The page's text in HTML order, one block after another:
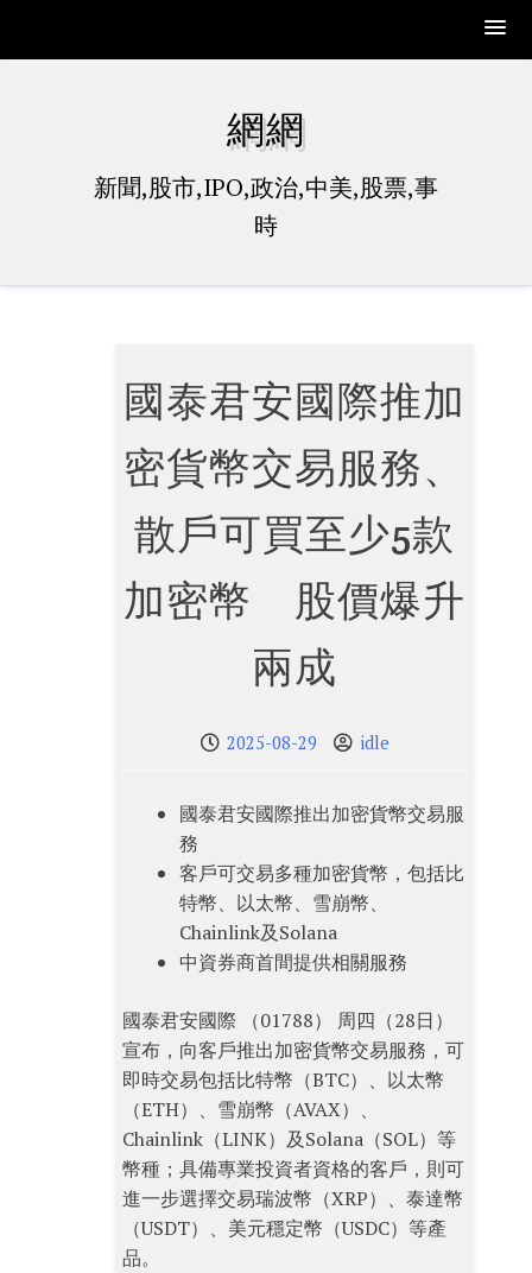
網網
新聞,股市,IPO,政治,中美,股票,事
時
國泰君安國際推加
密貨幣交易服務、
散戶可買至少5款
加密幣 股價爆升
兩成
2025-08-29 idle
國泰君安國際推出加密貨幣交易服
務
客戶可交易多種加密貨幣，包括比
特幣、以太幣、雪崩幣、
Chainlink及Solana
中資券商首間提供相關服務
國泰君安國際 （01788） 周四（28日）
宣布，向客戶推出加密貨幣交易服務，可
即時交易包括比特幣（BTC）、以太幣
（ETH）、雪崩幣（AVAX）、
Chainlink（LINK）及Solana（SOL）等
幣種；具備專業投資者資格的客戶，則可
進一步選擇交易瑞波幣（XRP）、泰達幣
（USDT）、美元穩定幣（USDC）等產
品。